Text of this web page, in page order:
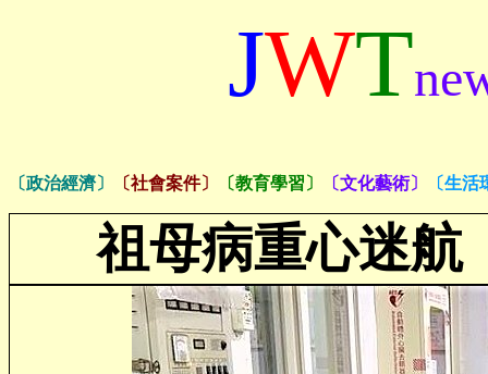
JWT
〔政治經濟〕 〔社會案件〕 〔教育學習〕 〔文化藝術〕 〔生活
祖母病重心迷